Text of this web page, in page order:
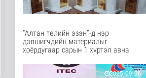
ЦАГ АГААР:
Улаанбаатарт шөнөдөө
Байгаль орчин
14 цаг 50 минутын өмнө
зөрчлийг E-Mongolia
системээр да..
“Алтан төлийн эзэн”-д нэр
дэвшигчдийн материалыг
хоёрдугаар сарын 1 хүртэл авна
2025-09-26